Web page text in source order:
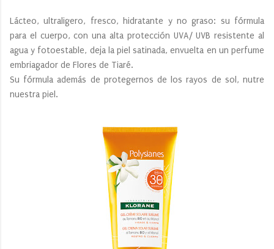
Lácteo, ultraligero, fresco, hidratante y no graso: su fórmula
para el cuerpo, con una alta protección UVA/ UVB resistente al
agua y fotoestable, deja la piel satinada, envuelta en un perfume
embriagador de Flores de Tiaré.
Su fórmula además de protegernos de los rayos de sol, nutre
nuestra piel.